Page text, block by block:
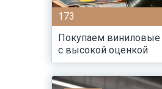
173
Покупаем виниловые
с высокой оценкой